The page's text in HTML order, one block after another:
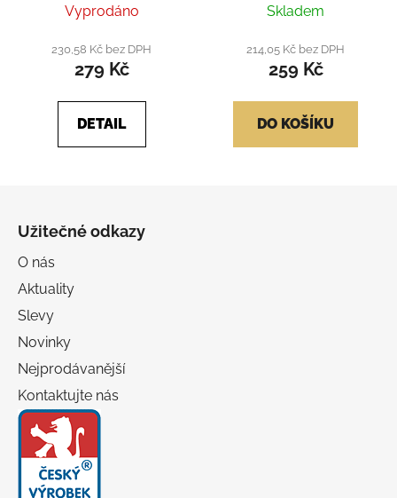
Vyprodáno
230,58 Kč bez DPH
279 Kč
DETAIL
hodnocení
produktu
je
z
Skladem
214,05 Kč bez DPH
259 Kč
DO KOŠÍKU
Užitečné odkazy
O nás
Aktuality
Slevy
Novinky
Nejprodávanější
Kontaktujte nás